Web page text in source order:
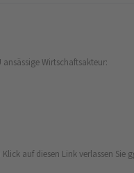
Wirtschaftsakteur:
auf diesen Link verlassen